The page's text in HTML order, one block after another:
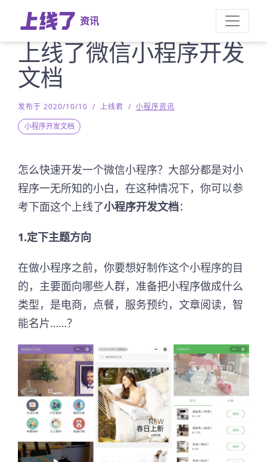
资讯
上线了微信小程序开发
文档
发布于 2020/10/10 / 上线君 / 小程序资讯
小程序开发文档
怎么快速开发一个微信小程序？大部分都是对小
程序一无所知的小白，在这种情况下，你可以参
考下面这个上线了小程序开发文档：
1.定下主题方向
在做小程序之前，你要想好制作这个小程序的目
的，主要面向哪些人群，准备把小程序做成什么
类型，是电商，点餐，服务预约，文章阅读，智
能名片……？